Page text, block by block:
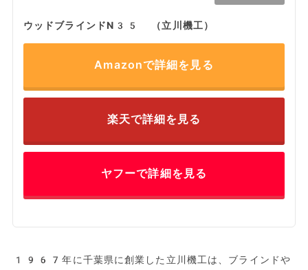
ウッドブラインドN35 （立川機工）
Amazonで詳細を見る
楽天で詳細を見る
ヤフーで詳細を見る
1967年に千葉県に創業した立川機工は、ブラインドや